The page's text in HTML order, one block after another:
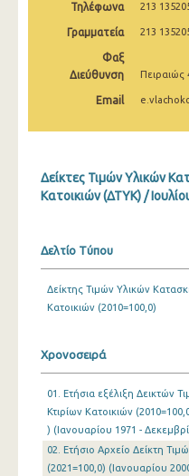
Απριλίου 2025
Μαρτίου 2025
Δεκεμβρίου 2024
Οκτωβρίου 2024
Αυγούστου 2024
Ιουνίου 2024
Μαΐου 2024
Απριλίου 2024
Τηλέφωνα 213
Γραμματεία 213
Φαξ
Διεύθυνση
Πειραιώς
Email
Δείκτες Τιμών Υλικών
Κατοικιών (ΔΤΥΚ) /
Δελτίο Τύπου
Δείκτης Τιμών Υλικών
Κατοικιών (2010=100,0)
Χρονοσειρά
01. Ετήσια εξέλιξη Δεικτών
Κτιρίων Κατοικιών
) (Ιανουαρίου 1971 -
02. Ετήσιο Αρχείο Δείκτη
(2021=100,0) (Ιανουαρίου